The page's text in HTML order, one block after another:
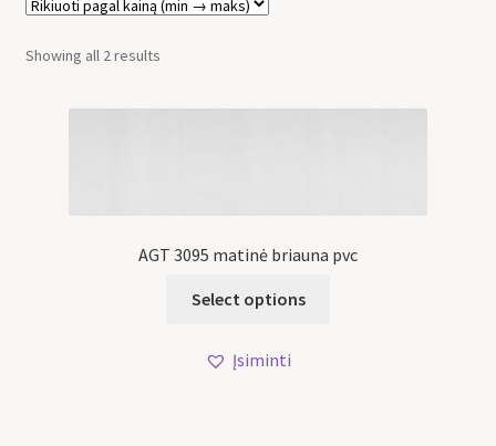
Showing all 2 results
AGT 3095 matinė briauna pvc
Select options
Įsiminti